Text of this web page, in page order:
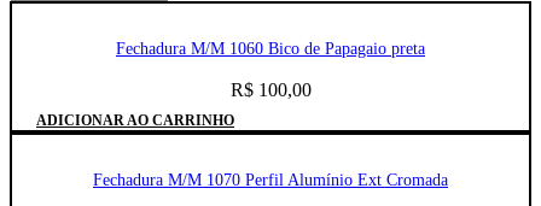
Fechadura M/M 1060 Bico de Papagaio preta
R$100,00
ADICIONAR AO CARRINHO
Fechadura M/M 1070 Perfil Alumínio Ext Cromada